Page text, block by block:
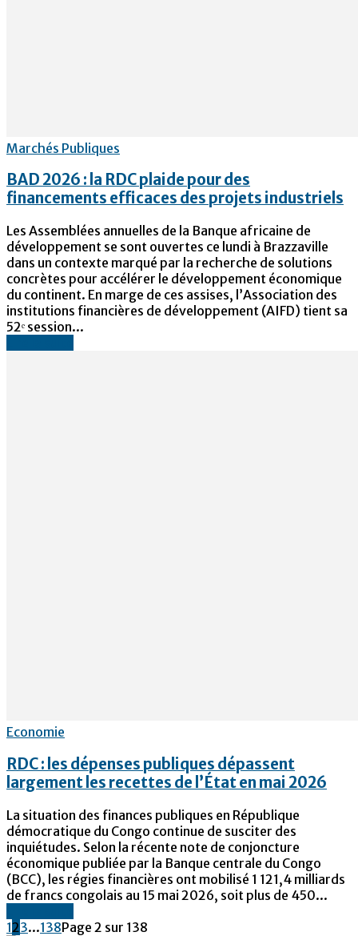
Marchés Publiques
BAD 2026 : la RDC plaide pour des
financements efficaces des projets industriels
Les Assemblées annuelles de la Banque africaine de
développement se sont ouvertes ce lundi à Brazzaville
dans un contexte marqué par la recherche de solutions
concrètes pour accélérer le développement économique
du continent. En marge de ces assises, l’Association des
institutions financières de développement (AIFD) tient sa
52ᵉ session...
Economie
RDC : les dépenses publiques dépassent
largement les recettes de l’État en mai 2026
La situation des finances publiques en République
démocratique du Congo continue de susciter des
inquiétudes. Selon la récente note de conjoncture
économique publiée par la Banque centrale du Congo
(BCC), les régies financières ont mobilisé 1 121,4 milliards
de francs congolais au 15 mai 2026, soit plus de 450...
123...138Page 2 sur 138